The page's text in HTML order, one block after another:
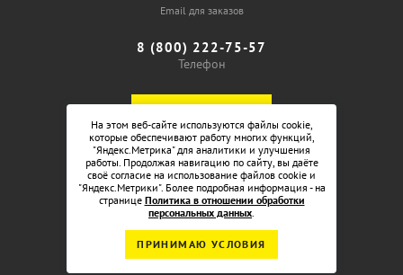
Email для заказов
8 (800) 222-75-57
Телефон
На этом веб-сайте используются файлы cookie,
которые обеспечивают работу многих функций,
"Яндекс.Метрика" для аналитики и улучшения
работы. Продолжая навигацию по сайту, вы даёте
своё согласие на использование файлов cookie и
"Яндекс.Метрики". Более подробная информация - на
странице Политика в отношении обработки
персональных данных.
ПРИНИМАЮ УСЛОВИЯ